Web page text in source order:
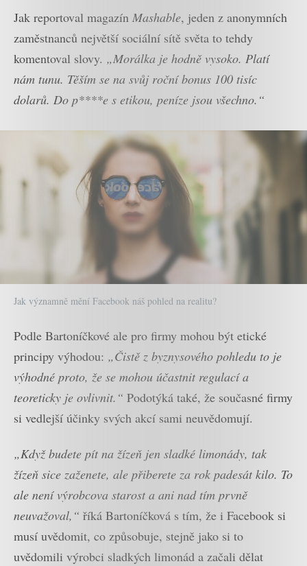
Jak reportoval magazín Mashable, jeden z anonymních
zaměstnanců největší sociální sítě světa to tehdy
komentoval slovy. „Morálka je hodně vysoko. Platí
nám tunu. Těším se na svůj roční bonus 100 tisíc
dolarů. Do p****e s etikou, peníze jsou všechno.“
Jak významně mění Facebook náš pohled na realitu?
Podle Bartoníčkové ale pro firmy mohou být etické
principy výhodou: „Čistě z byznysového pohledu to je
výhodné proto, že se mohou účastnit regulací a
teoreticky je ovlivnit.“ Podotýká také, že současné firmy
si vedlejší účinky svých akcí sami neuvědomují.
„Když budete pít na žízeň jen sladké limonády, tak
žízeň sice zaženete, ale přiberete za rok padesát kilo. To
ale není výrobcova starost a ani nad tím prvně
neuvažoval,“ říká Bartoníčková s tím, že i Facebook si
musí uvědomit, co způsobuje, stejně jako si to
uvědomili výrobci sladkých limonád a začali dělat